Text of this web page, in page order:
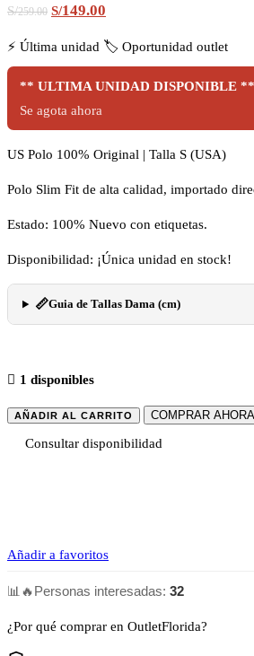
S/259.00 El
original
S/259.00.
S/149.00
actual
S/149.00.
⚡ Última unidad 🏷️ Oportunidad outlet
** ULTIMA UNIDAD DISPONIBLE **
Se agota ahora
US Polo 100% Original | Talla S (USA)
Polo Slim Fit de alta calidad, importado
Estado: 100% Nuevo con etiquetas.
Disponibilidad: ¡Única unidad en stock!
📏Guia de Tallas Dama (cm)
1 disponibles
AÑADIR AL CARRITO COMPRAR AHORA
Consultar disponibilidad
Añadir a favoritos
📊 🔥Personas interesadas: 32
¿Por qué comprar en OutletFlorida?